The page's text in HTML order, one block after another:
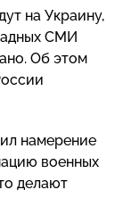
на Украину,
СМИ
Об этом
намерение
военных
делают